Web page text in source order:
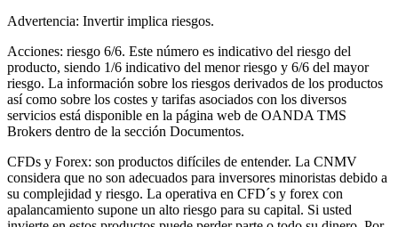
Advertencia: Invertir implica riesgos.
Acciones: riesgo 6/6. Este número es indicativo del riesgo del
producto, siendo 1/6 indicativo del menor riesgo y 6/6 del mayor
riesgo. La información sobre los riesgos derivados de los productos
así como sobre los costes y tarifas asociados con los diversos
servicios está disponible en la página web de OANDA TMS
Brokers dentro de la sección Documentos.
CFDs y Forex: son productos difíciles de entender. La CNMV
considera que no son adecuados para inversores minoristas debido a
su complejidad y riesgo. La operativa en CFD´s y forex con
apalancamiento supone un alto riesgo para su capital. Si usted